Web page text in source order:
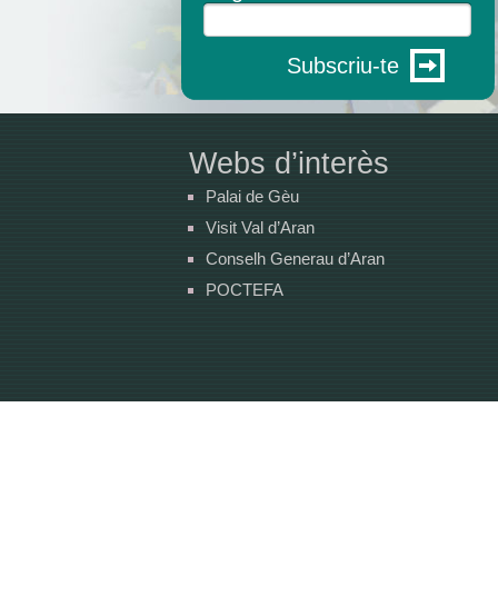
Subscriu-te
Webs d’interès
Palai de Gèu
Visit Val d’Aran
Conselh Generau d’Aran
POCTEFA